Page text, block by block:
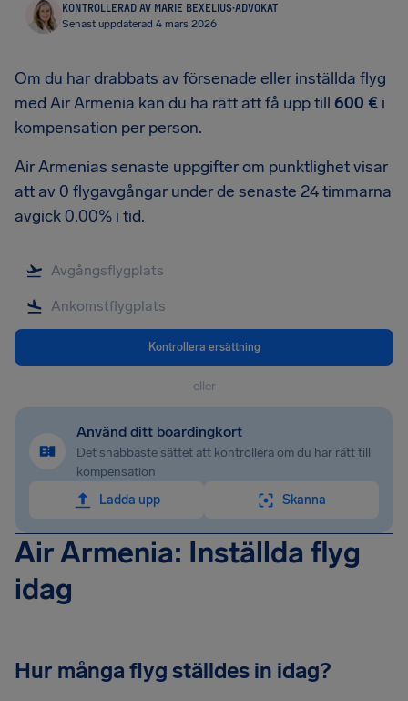
KONTROLLERAD AV MARIE BEXELIUS·ADVOKAT
Senast uppdaterad 4 mars 2026
Om du har drabbats av försenade eller inställda flyg
med Air Armenia kan du ha rätt att få upp till 600 € i
kompensation per person.
Air Armenias senaste uppgifter om punktlighet visar
att av 0 flygavgångar under de senaste 24 timmarna
avgick 0.00% i tid.
Kontrollera ersättning
eller
Använd ditt boardingkort
Det snabbaste sättet att kontrollera om du har rätt till
kompensation
Ladda upp
Skanna
Air Armenia: Inställda flyg
idag
Hur många flyg ställdes in idag?